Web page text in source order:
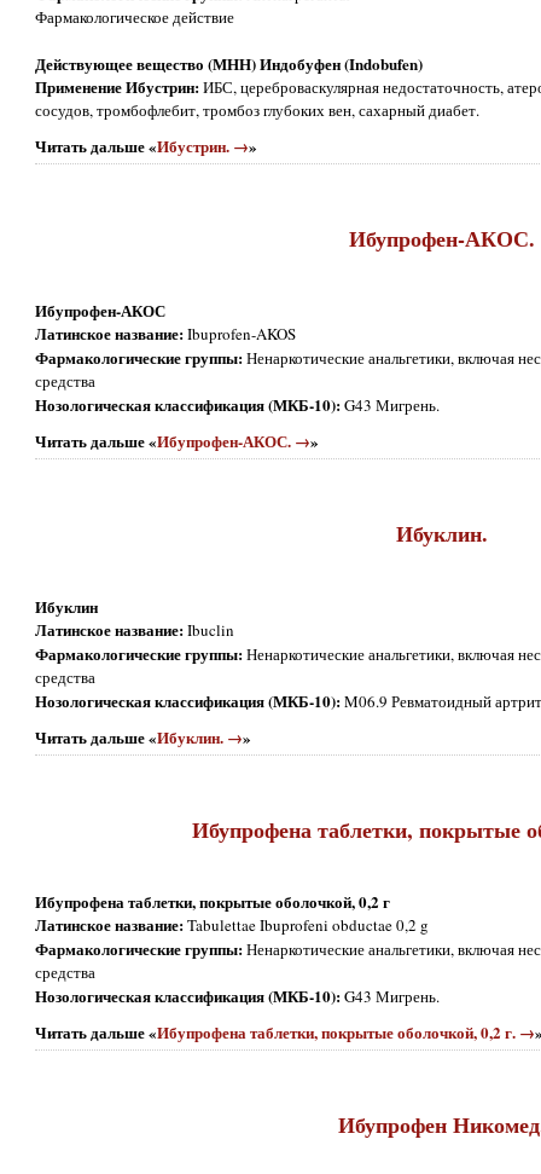
Фармакологическое действие
Действующее вещество (МНН) Индобуфен (Indobufen)
Применение Ибустрин:ИБС, цереброваскулярная недостаточность,
сосудов, тромбофлебит, тромбоз глубоких вен, сахарный диабет.
Читать дальше «Ибустрин. →»
Ибупрофен-АКОС.
Ибупрофен-АКОС
Латинское название:Ibuprofen-AKOS
Фармакологические группы:Ненаркотические анальгетики, включая
средства
Нозологическая классификация (МКБ-10):G43 Мигрень.
Читать дальше «Ибупрофен-АКОС. →»
Ибуклин.
Ибуклин
Латинское название:Ibuclin
Фармакологические группы:Ненаркотические анальгетики, включая
средства
Нозологическая классификация (МКБ-10):M06.9 Ревматоидный
Читать дальше «Ибуклин. →»
Ибупрофена таблетки, покрытые
Ибупрофена таблетки, покрытые оболочкой, 0,2 г
Латинское название:Tabulettae Ibuprofeni obductae 0,2 g
Фармакологические группы:Ненаркотические анальгетики, включая
средства
Нозологическая классификация (МКБ-10):G43 Мигрень.
Читать дальше «Ибупрофена таблетки, покрытые оболочкой, 0,2 г. →
Ибупрофен